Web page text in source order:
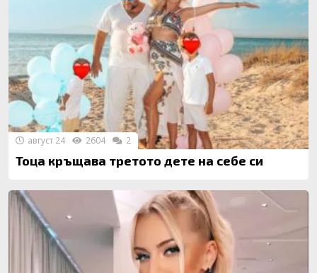
Тоца кръщава третото дете на себе си
август 24 2604 2